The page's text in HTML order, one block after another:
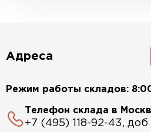
Адреса
Режим работы складов:
Телефон склада в
+7 (495) 118-92-43, доб